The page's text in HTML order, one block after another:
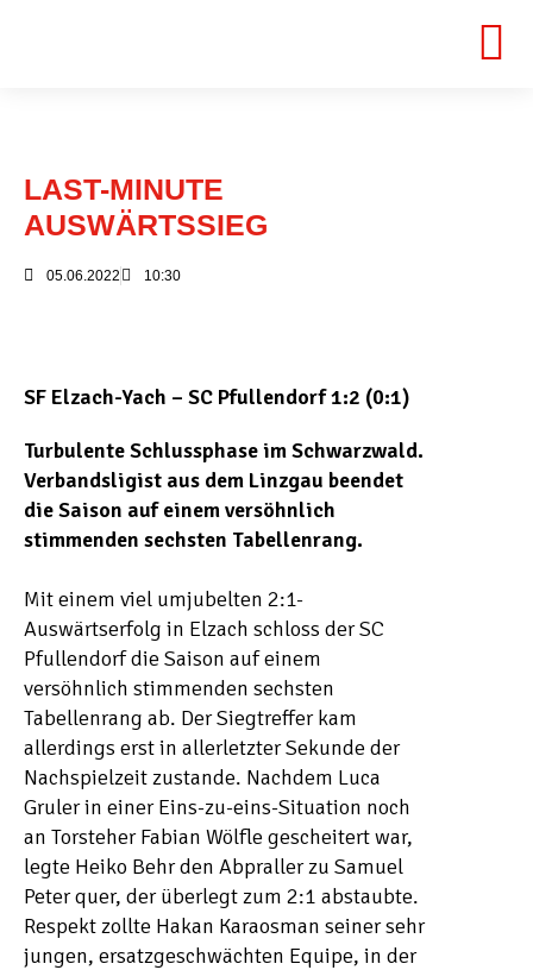
LAST-MINUTE
AUSWÄRTSSIEG
05.06.2022 10:30
SF Elzach-Yach – SC Pfullendorf 1:2 (0:1)
Turbulente Schlussphase im Schwarzwald.
Verbandsligist aus dem Linzgau beendet
die Saison auf einem versöhnlich
stimmenden sechsten Tabellenrang.
Mit einem viel umjubelten 2:1-
Auswärtserfolg in Elzach schloss der SC
Pfullendorf die Saison auf einem
versöhnlich stimmenden sechsten
Tabellenrang ab. Der Siegtreffer kam
allerdings erst in allerletzter Sekunde der
Nachspielzeit zustande. Nachdem Luca
Gruler in einer Eins-zu-eins-Situation noch
an Torsteher Fabian Wölfle gescheitert war,
legte Heiko Behr den Abpraller zu Samuel
Peter quer, der überlegt zum 2:1 abstaubte.
Respekt zollte Hakan Karaosman seiner sehr
jungen, ersatzgeschwächten Equipe, in der